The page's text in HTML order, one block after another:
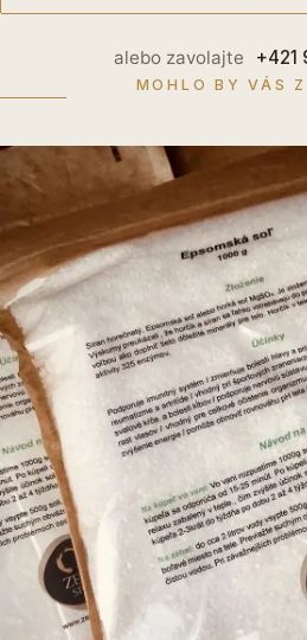
alebo zavolajte +421
MOHLO BY VÁS